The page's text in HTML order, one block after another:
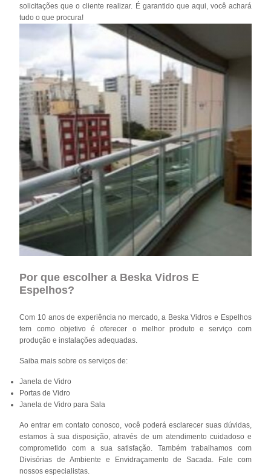
solicitações que o cliente realizar. É garantido que aqui, você achará
tudo o que procura!
Por que escolher a Beska Vidros E
Espelhos?
Com 10 anos de experiência no mercado, a Beska Vidros e Espelhos
tem como objetivo é oferecer o melhor produto e serviço com
produção e instalações adequadas.
Saiba mais sobre os serviços de:
Janela de Vidro
Portas de Vidro
Janela de Vidro para Sala
Ao entrar em contato conosco, você poderá esclarecer suas dúvidas,
estamos à sua disposição, através de um atendimento cuidadoso e
comprometido com a sua satisfação. Também trabalhamos com
Divisórias de Ambiente e Envidraçamento de Sacada. Fale com
nossos especialistas.